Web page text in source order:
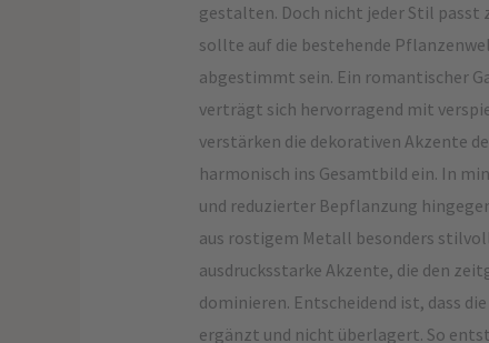
gestalten. Doch nicht jeder Stil passt
sollte auf die bestehende
abgestimmt sein. Ein romantischer
verträgt sich hervorragend mit
verstärken die dekorativen Akzente
harmonisch ins Gesamtbild ein. In
und reduzierter Bepflanzung
aus rostigem Metall besonders
ausdrucksstarke Akzente, die den
dominieren. Entscheidend ist, dass
ergänzt und nicht überlagert. So